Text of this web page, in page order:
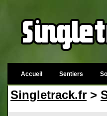
Accueil Sentiers
Singletrack.fr >